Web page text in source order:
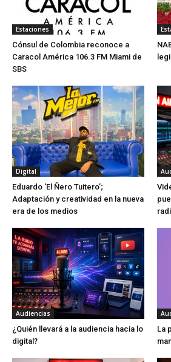
Estaciones
Cónsul de Colombia reconoce a
Caracol América 106.3 FM Miami de
SBS
Digital
Eduardo ‘El Ñero Tuitero’;
Adaptación y creatividad en la nueva
era de los medios
Audiencias
¿Quién llevará a la audiencia hacia lo
digital?
La